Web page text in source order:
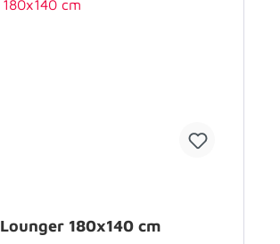
Lounger 180x140 cm